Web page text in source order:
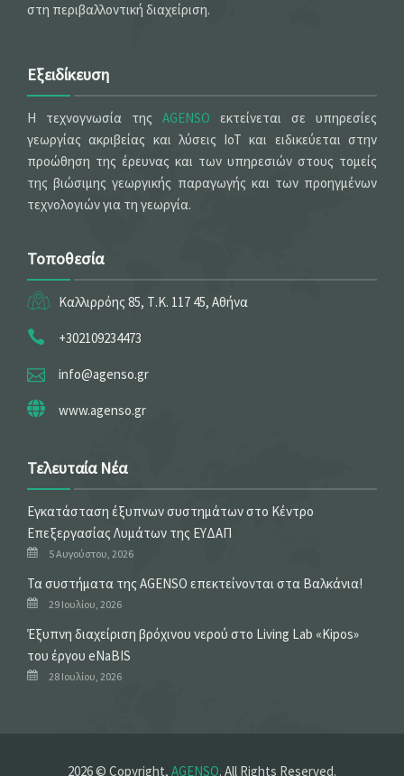
στη περιβαλλοντική διαχείριση.
Εξειδίκευση
Η τεχνογνωσία της AGENSO εκτείνεται σε υπηρεσίες
γεωργίας ακριβείας και λύσεις IoT και ειδικεύεται στην
προώθηση της έρευνας και των υπηρεσιών στους τομείς
της βιώσιμης γεωργικής παραγωγής και των προηγμένων
τεχνολογιών για τη γεωργία.
Τοποθεσία
Καλλιρρόης 85, Τ.Κ. 117 45, Αθήνα
+302109234473
info@agenso.gr
www.agenso.gr
Τελευταία Νέα
Εγκατάσταση έξυπνων συστημάτων στο Κέντρο
Επεξεργασίας Λυμάτων της ΕΥΔΑΠ
5 Αυγούστου, 2026
Τα συστήματα της AGENSO επεκτείνονται στα Βαλκάνια!
29 Ιουλίου, 2026
Έξυπνη διαχείριση βρόχινου νερού στο Living Lab «Kipos»
του έργου eNaBIS
28 Ιουλίου, 2026
2026 © Copyright, AGENSO. All Rights Reserved.